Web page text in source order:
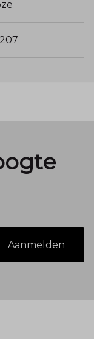
Pink Mix
Aanmelden